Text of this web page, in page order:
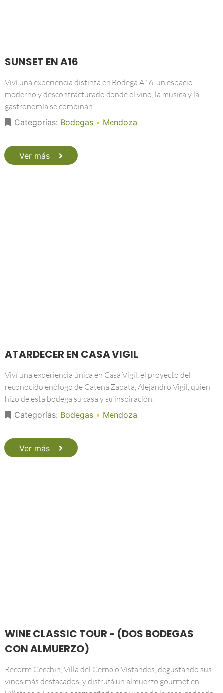
SUNSET EN A16
Viví una experiencia distinta en Bodega A16, un espacio
moderno y descontracturado donde el vino, la música y la
gastronomía se combinan.
Categorías: Bodegas • Mendoza
Ver más
ATARDECER EN CASA VIGIL
Viví una experiencia única en Casa Vigil, el proyecto del
reconocido enólogo de Catena Zapata, Alejandro Vigil, quien
hizo de esta bodega su casa y su inspiración.
Categorías: Bodegas • Mendoza
Ver más
WINE CLASSIC TOUR - (DOS BODEGAS
CON ALMUERZO)
Recorré Cecchin, Villa del Cerno o Vistandes, degustando sus
vinos más destacados, y disfrutá un almuerzo gourmet en